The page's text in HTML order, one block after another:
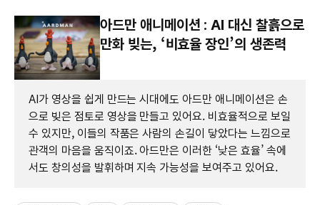
아드만 애니메이션 : AI 대신 찰흙으로
만화 빚는, ‘비효율 장인’의 생존력
AI가 영상을 쉽게 만드는 시대에도 아드만 애니메이션은 손
으로 빚은 점토로 영상을 만들고 있어요. 비효율적으로 보일
수 있지만, 이들의 작품은 사람의 손길이 닿았다는 느낌으로
관객의 마음을 움직이죠. 아드만은 이러한 ‘낮은 효율’ 속에
서도 창의성을 발휘하며 지속 가능성을 보여주고 있어요.